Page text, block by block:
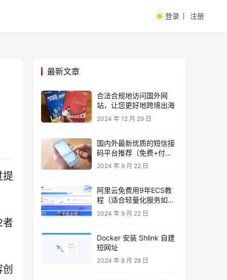
登录 注册
提
最新文章
合法合规地访问国外网
站，让您更好地跨境出海
2024 年 12 月 29 日
国内外最新优质的短信接
码平台推荐（免费+付
费）
2024 年 9 月 22 日
阿里云免费用9年ECS教
程（适合轻量化服务如
FRP)
2024 年 9 月 22 日
Docker 安装 Shlink 自建
短网址
2024 年 8 月 28 日